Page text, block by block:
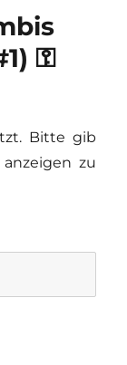
⚿
Bitte gib
zu